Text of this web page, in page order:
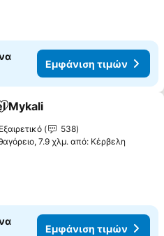
Εμφάνιση τιμών
Προσθήκη στα αγαπημένα
Mykali
Εξαιρετικό
538
7.9 χλμ. από: Κέρβελη
Εμφάνιση τιμών